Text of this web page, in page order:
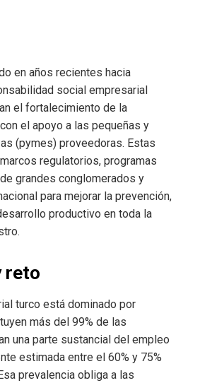
en años recientes hacia
social empresarial
el fortalecimiento de la
el apoyo a las pequeñas y
(pymes) proveedoras. Estas
regulatorios, programas
grandes conglomerados y
para mejorar la prevención,
productivo en toda la
reto
turco está dominado por
más del 99% de las
una parte sustancial del empleo
estimada entre el 60% y 75%
prevalencia obliga a las